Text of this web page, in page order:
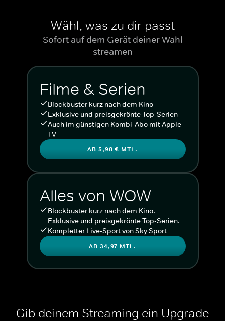
Wähl, was zu dir passt
Sofort auf dem Gerät deiner Wahl
streamen
Filme & Serien
Blockbuster kurz nach dem Kino
Exklusive und preisgekrönte Top-Serien
Auch im günstigen Kombi-Abo mit Apple
TV
AB 5,98 € MTL.
Alles von WOW
Blockbuster kurz nach dem Kino.
Exklusive und preisgekrönte Top-Serien.
Kompletter Live-Sport von Sky Sport
AB 34,97 MTL.
Gib deinem Streaming ein Upgrade